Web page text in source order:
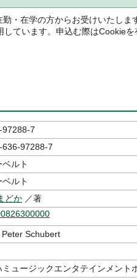
・在学の方からお受けいたしま
ています。申込む際はCookieを
97288-7
636-97288-7
ルト
ルト
どか ／著
Peter Schubert
ミュージックエンタテインメント